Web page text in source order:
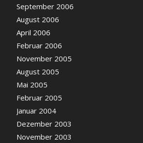
September 2006
August 2006
April 2006
Februar 2006
November 2005
August 2005
Mai 2005
Februar 2005
Januar 2004
Dezember 2003
November 2003